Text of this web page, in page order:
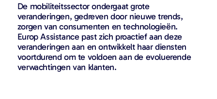
De mobiliteitssector ondergaat grote
veranderingen, gedreven door nieuwe trends,
zorgen van consumenten en technologieën.
Europ Assistance past zich proactief aan deze
veranderingen aan en ontwikkelt haar diensten
voortdurend om te voldoen aan de evoluerende
verwachtingen van klanten.